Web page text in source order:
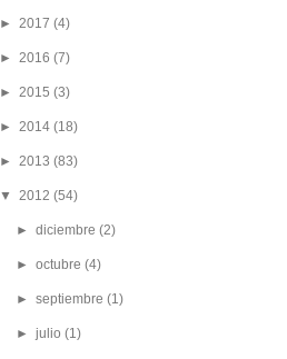
►2017(4)
►2016(7)
►2015(3)
►2014(18)
►2013(83)
▼2012(54)
► diciembre (2)
► octubre (4)
► septiembre (1)
► julio (1)